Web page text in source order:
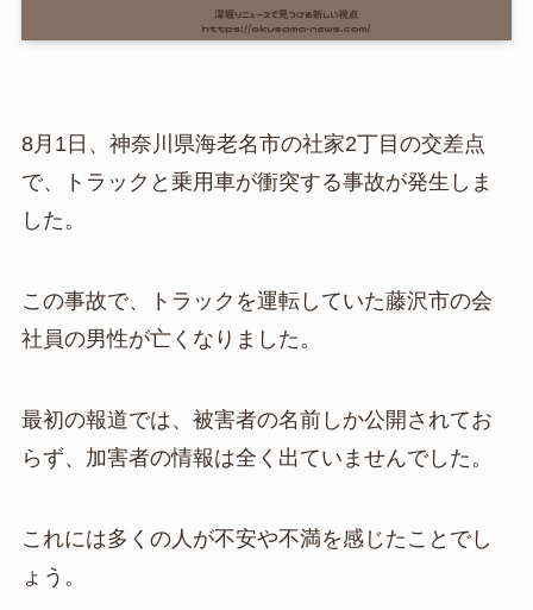
8月1日、神奈川県海老名市の社家2丁目の交差点
で、トラックと乗用車が衝突する事故が発生しま
した。
この事故で、トラックを運転していた藤沢市の会
社員の男性が亡くなりました。
最初の報道では、被害者の名前しか公開されてお
らず、加害者の情報は全く出ていませんでした。
これには多くの人が不安や不満を感じたことでし
ょう。